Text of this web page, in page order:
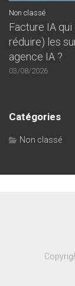
Non classé
Facture IA
réduire) les
agence IA ?
03/08/2026
Catégories
Non classé